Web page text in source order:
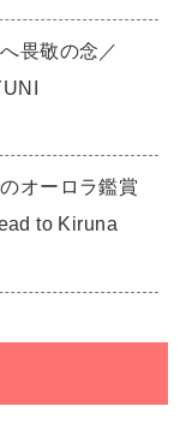
畏敬の念／
オーロラ鑑賞
to Kiruna